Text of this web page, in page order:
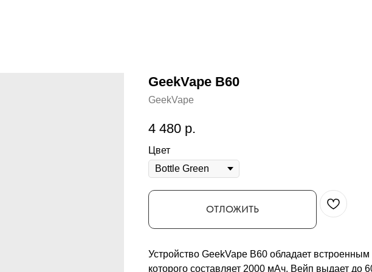
GeekVape B60
GeekVape
4 480 р.
Цвет
ОТЛОЖИТЬ
Устройство GeekVape B60 обладает
которого составляет 2000 мАч. Вейп выдает до